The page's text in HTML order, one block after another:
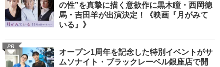
の性”を真摯に描く意欲作に黒木瞳・西岡德
馬・吉田羊が出演決定！《映画『月がみて
いる』》
PR
オープン1周年を記念した特別イベントがサ
ムソナイト・ブラックレーベル銀座店で開